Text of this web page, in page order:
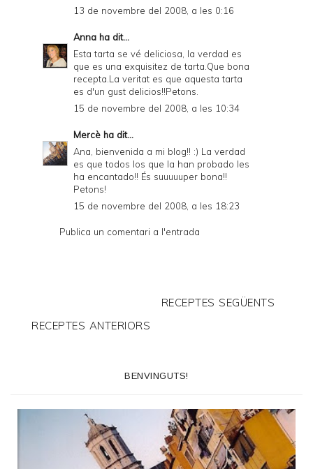
13 de novembre del 2008, a les 0:16
Anna ha dit...
Esta tarta se vé deliciosa, la verdad es
que es una exquisitez de tarta.Que bona
recepta.La veritat es que aquesta tarta
es d'un gust delicios!!Petons.
15 de novembre del 2008, a les 10:34
Mercè ha dit...
Ana, bienvenida a mi blog!! :) La verdad
es que todos los que la han probado les
ha encantado!! És suuuuuper bona!!
Petons!
15 de novembre del 2008, a les 18:23
Publica un comentari a l'entrada
RECEPTES SEGÜENTS
RECEPTES ANTERIORS
BENVINGUTS!